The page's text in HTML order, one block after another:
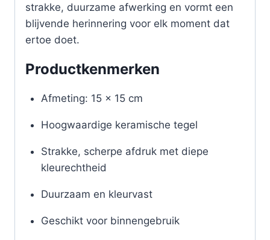
strakke, duurzame afwerking en vormt een
blijvende herinnering voor elk moment dat
ertoe doet.
Productkenmerken
Afmeting: 15 x 15 cm
Hoogwaardige keramische tegel
Strakke, scherpe afdruk met diepe
kleurechtheid
Duurzaam en kleurvast
Geschikt voor binnengebruik